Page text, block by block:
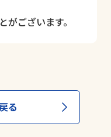
ございます。
る